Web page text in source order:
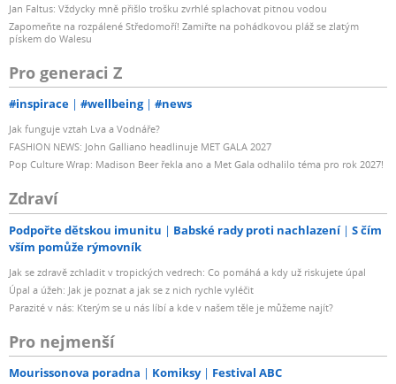
Jan Faltus: Vždycky mně přišlo trošku zvrhlé splachovat pitnou vodou
Zapomeňte na rozpálené Středomoří! Zamiřte na pohádkovou pláž se zlatým
pískem do Walesu
Pro generaci Z
#inspirace #wellbeing #news
Jak funguje vztah Lva a Vodnáře?
FASHION NEWS: John Galliano headlinuje MET GALA 2027
Pop Culture Wrap: Madison Beer řekla ano a Met Gala odhalilo téma pro rok 2027!
Zdraví
Podpořte dětskou imunitu Babské rady proti nachlazení
S čím
vším pomůže rýmovník
Jak se zdravě zchladit v tropických vedrech: Co pomáhá a kdy už riskujete úpal
Úpal a úžeh: Jak je poznat a jak se z nich rychle vyléčit
Parazité v nás: Kterým se u nás líbí a kde v našem těle je můžeme najít?
Pro nejmenší
Mourissonova poradna Komiksy Festival ABC